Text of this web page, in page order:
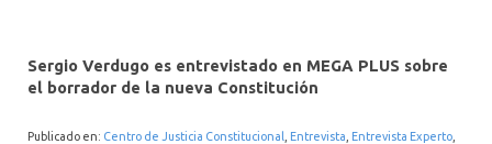
INTERNACIONAL
Sergio Verdugo es entrevistado en MEGA PLUS sobre
el borrador de la nueva Constitución
Publicado en: Centro de Justicia Constitucional Entrevista Entrevista Experto